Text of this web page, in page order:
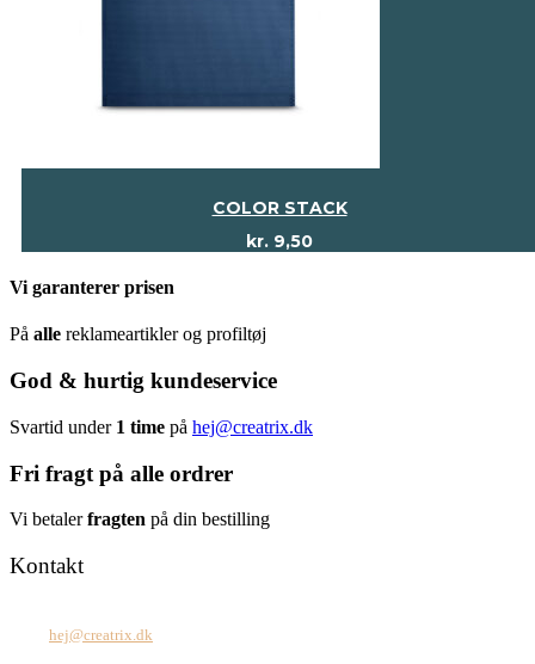
COLOR STACK
kr. 9,50
Vi garanterer prisen
På alle reklameartikler og profiltøj
God & hurtig kundeservice
Svartid under 1 time på hej@creatrix.dk
Fri fragt på alle ordrer
Vi betalerfragten på din bestilling
Kontakt
hej@creatrix.dk